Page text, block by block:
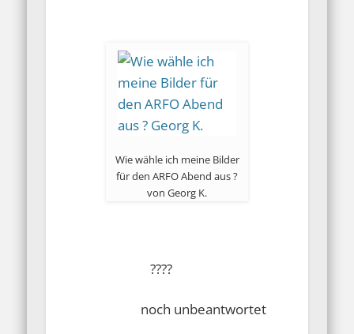
Wie wähle ich meine Bilder
für den ARFO Abend aus ?
von Georg K.
????
noch unbeantwortet